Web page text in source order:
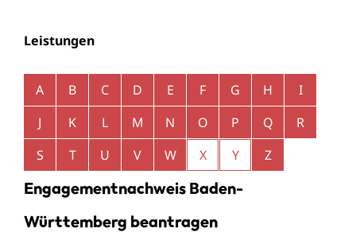
Leistungen
Alphabetisches Register überspringen
A B C D E F G H
I
J
K L M N O P Q
R
S
T U V W X Y Z
Engagementnachweis Baden-
Württemberg beantragen